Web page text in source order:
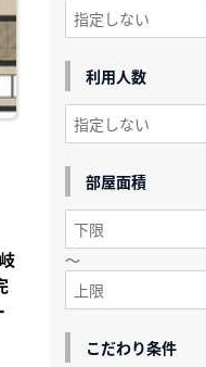
利用人数
部屋面積
～
こだわり条件